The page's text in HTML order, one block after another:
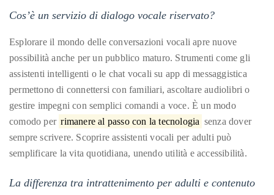
last
and
regular
Cos’è un servizio di dialogo vocale riservato?
Esplorare il mondo delle conversazioni vocali apre nuove
possibilità anche per un pubblico maturo. Strumenti come gli
assistenti intelligenti o le chat vocali su app di messaggistica
permettono di connettersi con familiari, ascoltare audiolibri o
gestire impegni con semplici comandi a voce. È un modo
comodo per rimanere al passo con la tecnologia senza dover
sempre scrivere. Scoprire assistenti vocali per adulti può
semplificare la vita quotidiana, unendo utilità e accessibilità.
La differenza tra intrattenimento per adulti e contenuto